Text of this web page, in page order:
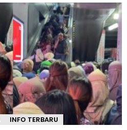
INFO TERBARU